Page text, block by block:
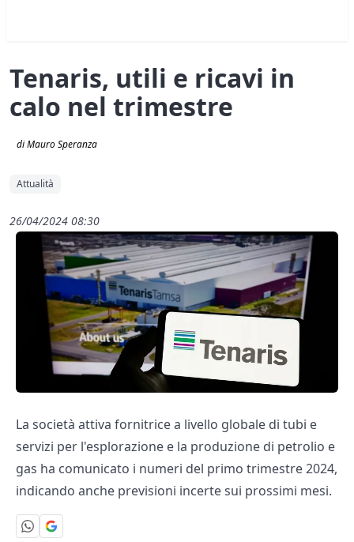
Tenaris, utili e ricavi in
calo nel trimestre
di Mauro Speranza
Attualità
26/04/2024 08:30
La società attiva fornitrice a livello globale di tubi e
servizi per l'esplorazione e la produzione di petrolio e
gas ha comunicato i numeri del primo trimestre 2024,
indicando anche previsioni incerte sui prossimi mesi.